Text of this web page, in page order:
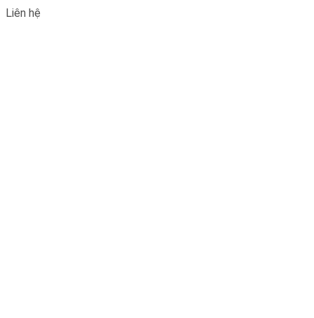
Liên hệ